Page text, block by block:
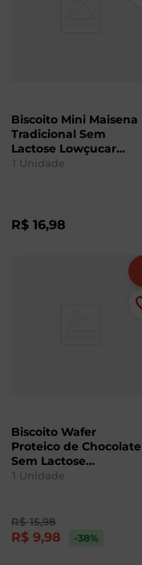
Biscoito Mini Maisena
Tradicional Sem
Lactose Lowçucar
100g
1 Unidade
R$ 16,98
Biscoito Wafer
Proteico de Chocolate
Sem Lactose
Lowçucar 35g
1 Unidade
R$ 15,98
R$ 9,98 -38%